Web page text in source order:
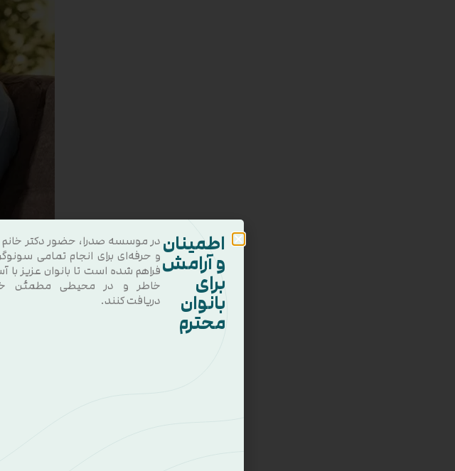
رابطه ی جنسی با
جلوگیری از عفونت
سبزیجات، اطمینان
در اینجا لیستی از
اطمینان
و آرامش
برای
بانوان
محترم
در موسسه صدرا، حضور دکتر
و حرفه‌ای برای انجام تمامی
فراهم شده است تا بانوان عزیز با
خاطر و در محیطی مطمئن
دریافت کنند.